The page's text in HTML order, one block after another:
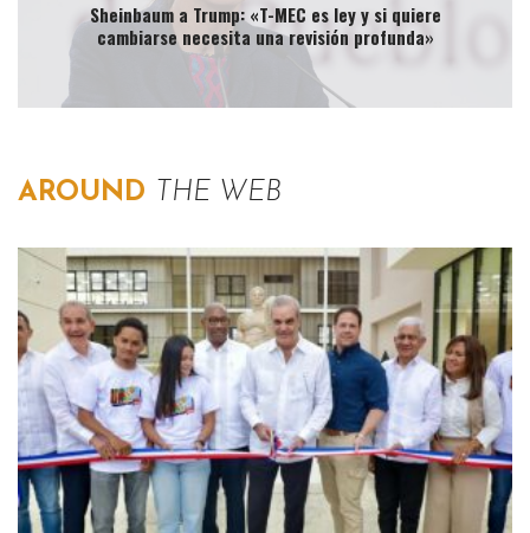
Sheinbaum a Trump: «T-MEC es ley y si quiere
cambiarse necesita una revisión profunda»
AROUND THE WEB